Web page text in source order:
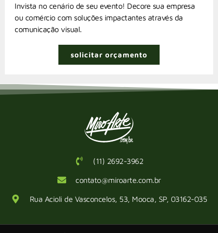
Invista no cenário de seu evento! Decore sua empresa
ou comércio com soluções impactantes através da
comunicação visual.
solicitar orçamento
(11) 2692-3962
contato@miroarte.com.br
Rua Acioli de Vasconcelos, 53, Mooca, SP, 03162-035